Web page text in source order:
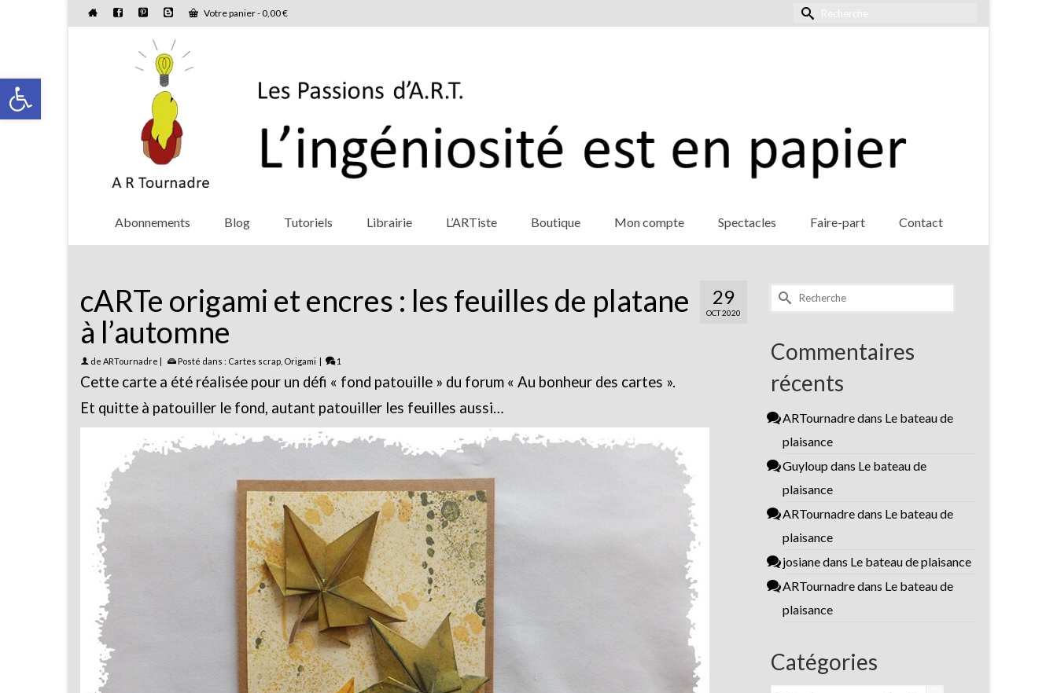
Ouvrir la barre d’outils
Votre panier-0,00€ Rechercher :
Abonnements Blog Tutoriels Librairie L’ARTiste Boutique Mon compte Spectacles Faire-part Contact
29
OCT 2020
cARTe origami et encres : les feuilles de platane
à l’automne
de ARTournadre | Posté dans : Cartes scrap Origami | 1
Cette carte a été réalisée pour un défi « fond patouille » du forum « Au bonheur des cartes ».
Et quitte à patouiller le fond, autant patouiller les feuilles aussi…
Rechercher :
Commentaires
récents
ARTournadredans Le bateau de
plaisance
Guyloup dans Le bateau de
plaisance
ARTournadredans Le bateau de
plaisance
josianedans Le bateau de plaisance
ARTournadredans Le bateau de
plaisance
Catégories